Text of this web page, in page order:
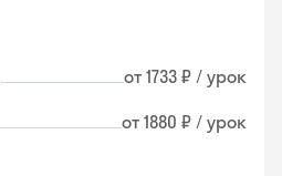
от 1733 ₽ / урок
от 1880 ₽ / урок